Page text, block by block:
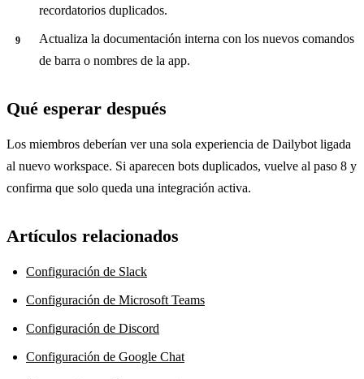
recordatorios duplicados.
Actualiza la documentación interna con los nuevos comandos
de barra o nombres de la app.
Qué esperar después
Los miembros deberían ver una sola experiencia de Dailybot ligada
al nuevo workspace. Si aparecen bots duplicados, vuelve al paso 8 y
confirma que solo queda una integración activa.
Artículos relacionados
Configuración de Slack
Configuración de Microsoft Teams
Configuración de Discord
Configuración de Google Chat